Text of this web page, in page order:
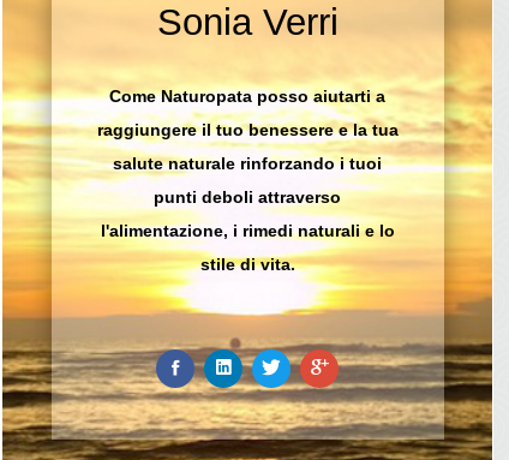
Sonia Verri
Come Naturopata posso aiutarti a
raggiungere il tuo benessere e la tua
salute naturale rinforzando i tuoi
punti deboli attraverso
l'alimentazione, i rimedi naturali e lo
stile di vita.